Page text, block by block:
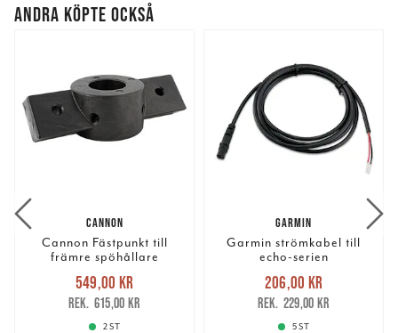
ANDRA KÖPTE OCKSÅ
CANNON
Cannon Fästpunkt till
främre spöhållare
Nuvarande pris
549,00 krTidigare pris
615,00 kr
549,00 kr
615,00 kr
2 ST
GARMIN
Garmin strömkabel till
echo-serien
Nuvarande pris
206,00 krTidigare pris
229,00 kr
206,00 kr
229,00 kr
5 ST